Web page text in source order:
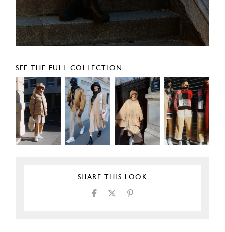
SEE THE FULL COLLECTION
SHARE THIS LOOK